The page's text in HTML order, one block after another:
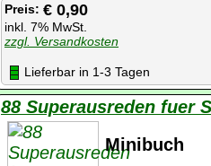
Preis: € 0,90
inkl. 7% MwSt.
zzgl. Versandkosten
Lieferbar in 1-3 Tagen
88 Superausreden fuer
Minibuch